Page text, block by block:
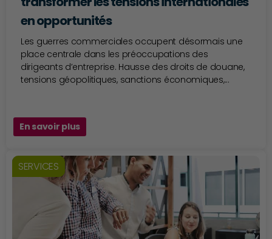
en opportunités
Les guerres commerciales occupent désormais une
place centrale dans les préoccupations des
dirigeants d’entreprise. Hausse des droits de douane,
tensions géopolitiques, sanctions économiques,...
En savoir plus
SERVICES